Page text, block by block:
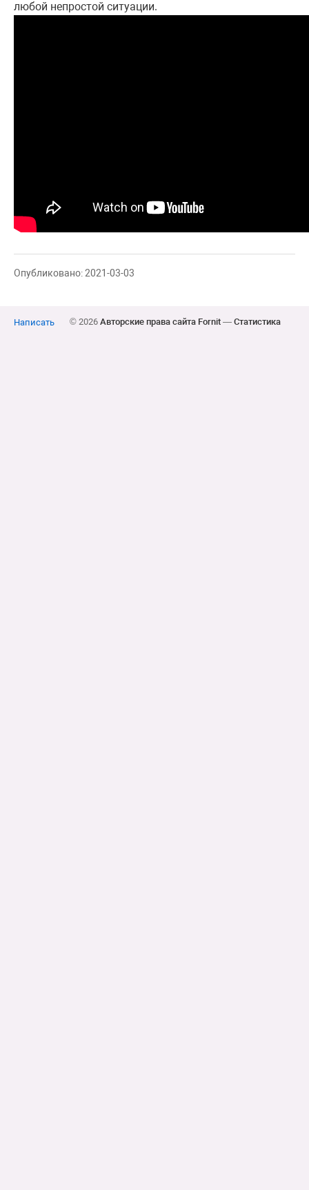
любой непростой ситуации.
Опубликовано: 2021-03-03
Написать © 2026 Авторские права сайта Fornit— Статистика